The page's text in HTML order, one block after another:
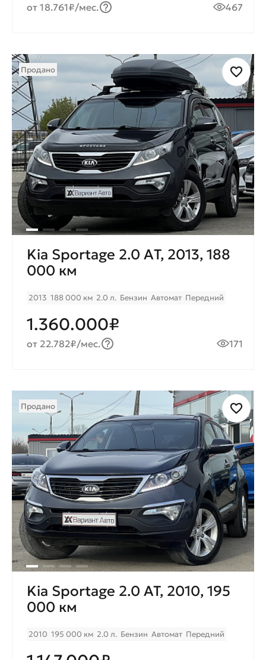
от 18.761₽/мес. 467
Продано
Kia Sportage 2.0 AТ, 2013, 188
000 км
2013 188 000 км 2.0 л. Бензин Автомат Передний
1.360.000₽
от 22.782₽/мес. 171
Продано
Kia Sportage 2.0 AT, 2010, 195
000 км
2010 195 000 км 2.0 л. Бензин Автомат Передний